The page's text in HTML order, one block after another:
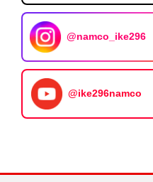
@namco_ike296
@ike296namco